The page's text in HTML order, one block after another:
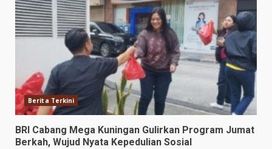
Berita Terkini
BRI Cabang Mega Kuningan Gulirkan Program Jumat
Berkah, Wujud Nyata Kepedulian Sosial